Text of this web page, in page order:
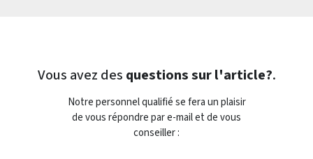
Vous avez des questions sur l'article?.
Notre personnel qualifié se fera un plaisir
de vous répondre par e-mail et de vous
conseiller :